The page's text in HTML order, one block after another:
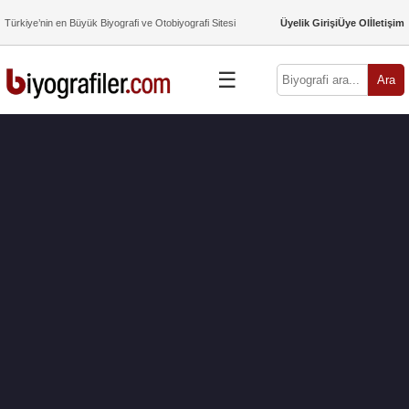
Türkiye’nin en Büyük Biyografi ve Otobiyografi Sitesi Üyelik GirişiÜye Olİletişim
☰ Ara